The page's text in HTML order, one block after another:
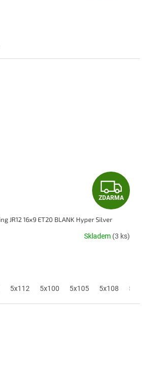
Z
D
A
A
ZDARMA
JR12 16x9 ET20 BLANK Hyper Silver
Skladem (3 ks)
5x112 5x100 5x105 5x108 5x110